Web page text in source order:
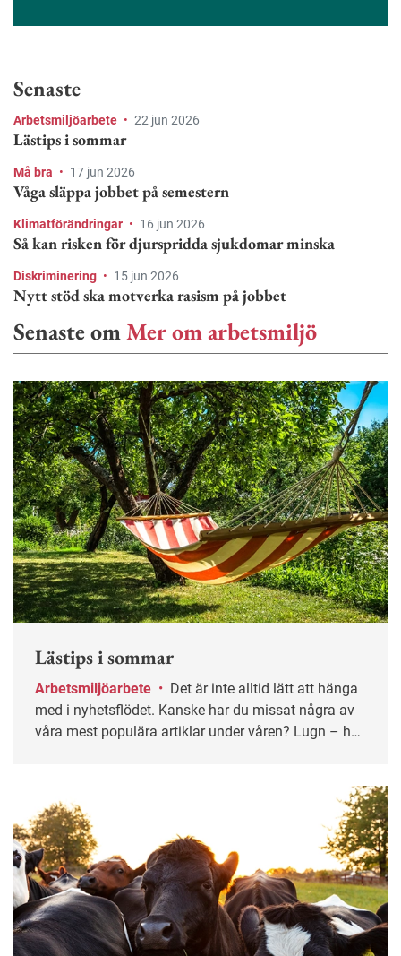
Senaste
Arbetsmiljöarbete • 22 jun 2026
Lästips i sommar
Må bra • 17 jun 2026
Våga släppa jobbet på semestern
Klimatförändringar • 16 jun 2026
Så kan risken för djurspridda sjukdomar minska
Diskriminering • 15 jun 2026
Nytt stöd ska motverka rasism på jobbet
Senaste omMer om arbetsmiljö
Lästips i sommar
Arbetsmiljöarbete •
med i nyhetsflödet. Kanske har du missat några av
våra mest populära artiklar under våren? Lugn – här